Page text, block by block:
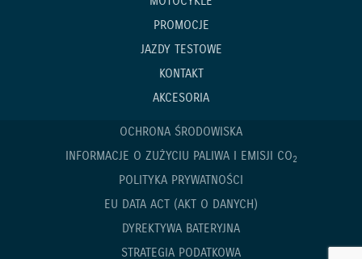
PROMOCJE
JAZDY TESTOWE
KONTAKT
AKCESORIA
OCHRONA ŚRODOWISKA
INFORMACJE O ZUŻYCIU PALIWA I EMISJI CO2
POLITYKA PRYWATNOŚCI
EU DATA ACT (AKT O DANYCH)
DYREKTYWA BATERYJNA
STRATEGIA PODATKOWA